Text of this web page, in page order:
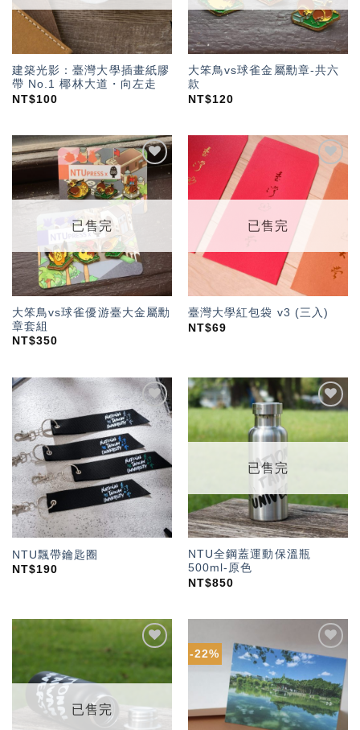
建築光影：臺灣大學插畫紙膠
帶 No.1 椰林大道・向左走
NT$100
大笨鳥vs球雀金屬勳章-共六
款
NT$120
加入
「願
望輕
單」
已售完
大笨鳥vs球雀優游臺大金屬勳
章套組
NT$350
加入
「願
望輕
已售完
臺灣大學紅包袋 v3 (三入)
NT$69
加入
「願
單」
NTU飄帶鑰匙圈
NT$190
加入
望輕
已售完
NTU全鋼蓋運動保溫瓶
500ml-原色
NT$850
加入
「願
望輕
已售完
-22%
加入
「願
望輕
單」